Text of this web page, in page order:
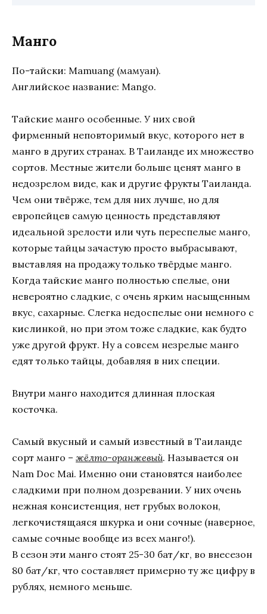
Манго
По-тайски: Mamuang (мамуан).
Английское название: Mango.
Тайские манго особенные. У них свой
фирменный неповторимый вкус, которого нет в
манго в других странах. В Таиланде их множество
сортов. Местные жители больше ценят манго в
недозрелом виде, как и другие фрукты Таиланда.
Чем они твёрже, тем для них лучше, но для
европейцев самую ценность представляют
идеальной зрелости или чуть переспелые манго,
которые тайцы зачастую просто выбрасывают,
выставляя на продажу только твёрдые манго.
Когда тайские манго полностью спелые, они
невероятно сладкие, с очень ярким насыщенным
вкус, сахарные. Слегка недоспелые они немного с
кислинкой, но при этом тоже сладкие, как будто
уже другой фрукт. Ну а совсем незрелые манго
едят только тайцы, добавляя в них специи.
Внутри манго находится длинная плоская
косточка.
Самый вкусный и самый известный в Таиланде
сорт манго – жёлто-оранжевый. Называется он
Nam Doc Mai. Именно они становятся наиболее
сладкими при полном дозревании. У них очень
нежная консистенция, нет грубых волокон,
легкочистящаяся шкурка и они сочные (наверное,
самые сочные вообще из всех манго!).
В сезон эти манго стоят 25-30 бат/кг, во внесезон
80 бат/кг, что составляет примерно ту же цифру в
рублях, немного меньше.